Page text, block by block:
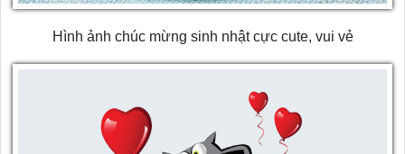
Hình ảnh chúc mừng sinh nhật cực cute, vui vẻ